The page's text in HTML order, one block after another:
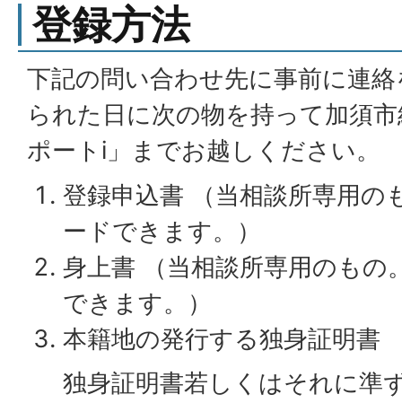
登録方法
下記の問い合わせ先に事前に連
られた日に次の物を持って加須
ポートi」までお越しください。
登録申込書 （当相談所専用の
ードできます。）
身上書 （当相談所専用のもの
できます。）
本籍地の発行する独身証明書
独身証明書若しくはそれに準